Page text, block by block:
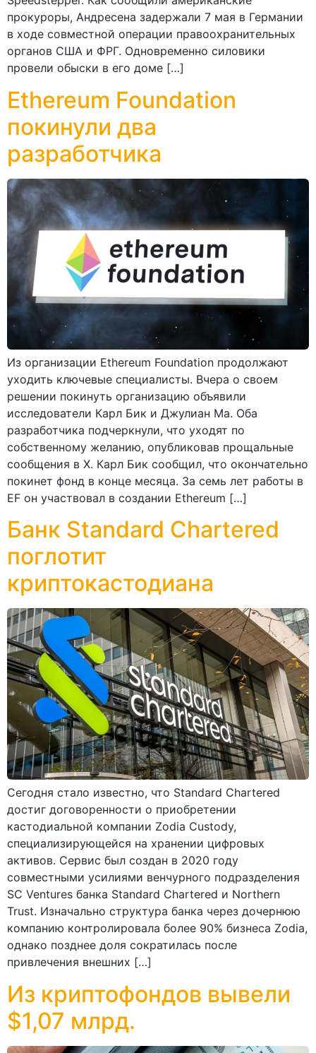
прокуроры, Андресена задержали 7 мая в Германии
в ходе совместной операции правоохранительных
органов США и ФРГ. Одновременно силовики
провели обыски в его доме […]
Ethereum Foundation
покинули два
разработчика
Из организации Ethereum Foundation продолжают
уходить ключевые специалисты. Вчера о своем
решении покинуть организацию объявили
исследователи Карл Бик и Джулиан Ма. Оба
разработчика подчеркнули, что уходят по
собственному желанию, опубликовав прощальные
сообщения в X. Карл Бик сообщил, что окончательно
покинет фонд в конце месяца. За семь лет работы в
EF он участвовал в создании Ethereum […]
Банк Standard Chartered
поглотит
криптокастодиана
Сегодня стало известно, что Standard Chartered
достиг договоренности о приобретении
кастодиальной компании Zodia Custody,
специализирующейся на хранении цифровых
активов. Сервис был создан в 2020 году
совместными усилиями венчурного подразделения
SC Ventures банка Standard Chartered и Northern
Trust. Изначально структура банка через дочернюю
компанию контролировала более 90% бизнеса Zodia,
однако позднее доля сократилась после
привлечения внешних […]
Из криптофондов вывели
$1,07 млрд.